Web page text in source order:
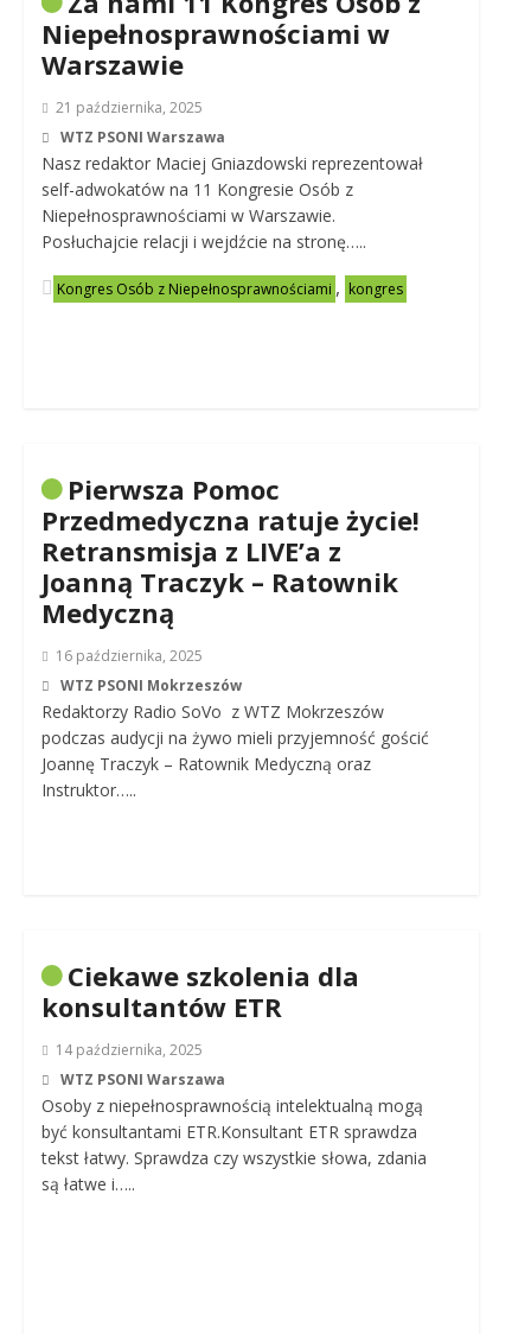
Niepełnosprawnościami w
Warszawie
21 października, 2025
WTZ PSONI Warszawa
Nasz redaktor Maciej Gniazdowski reprezentował
self-adwokatów na 11 Kongresie Osób z
Niepełnosprawnościami w Warszawie.
Posłuchajcie relacji i wejdźcie na stronę…..
Kongres Osób z Niepełnosprawnościami , kongres
Pierwsza Pomoc
Przedmedyczna ratuje życie!
Retransmisja z LIVE’a z
Joanną Traczyk – Ratownik
Medyczną
16 października, 2025
WTZ PSONI Mokrzeszów
Redaktorzy Radio SoVo z WTZ Mokrzeszów
podczas audycji na żywo mieli przyjemność gościć
Joannę Traczyk – Ratownik Medyczną oraz
Instruktor…..
Ciekawe szkolenia dla
konsultantów ETR
14 października, 2025
WTZ PSONI Warszawa
Osoby z niepełnosprawnością intelektualną mogą
być konsultantami ETR.Konsultant ETR sprawdza
tekst łatwy. Sprawdza czy wszystkie słowa, zdania
są łatwe i…..